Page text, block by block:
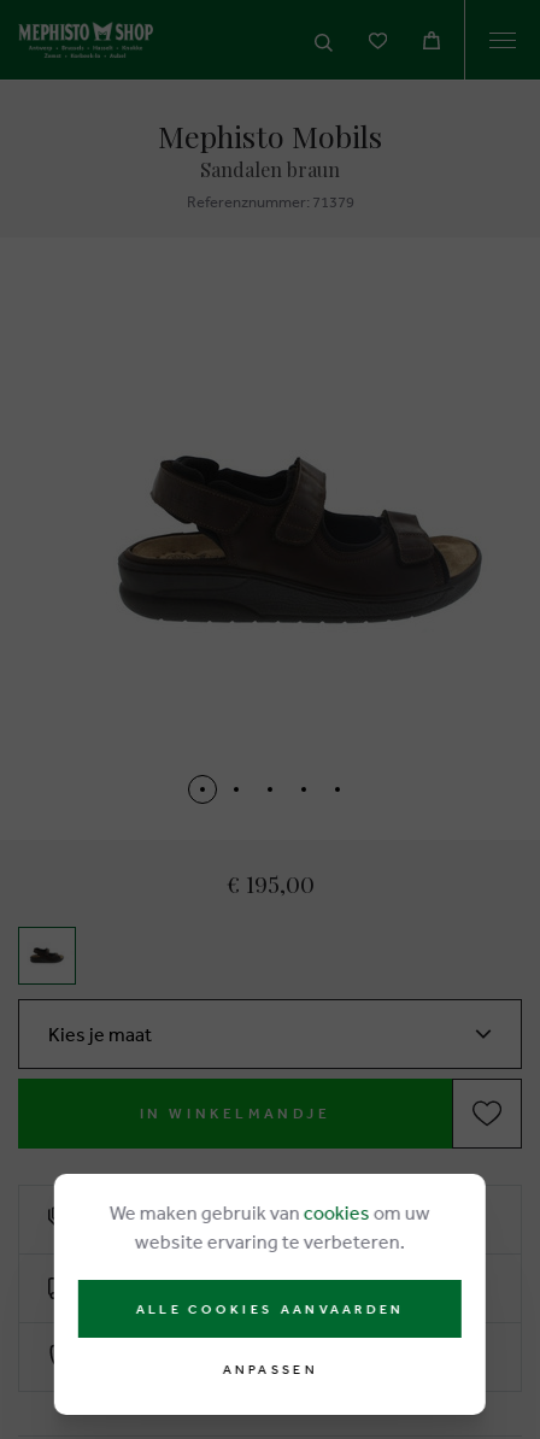
Mephisto Mobils
Sandalen braun
Referenznummer: 71379
€ 195,00
Kies je maat
IN WINKELMANDJE
6% Treuerabatt
Kostenlose Lieferung ab €50
We maken gebruik van cookies om uw
website ervaring te verbeteren.
ALLE COOKIES AANVAARDEN
ANPASSEN